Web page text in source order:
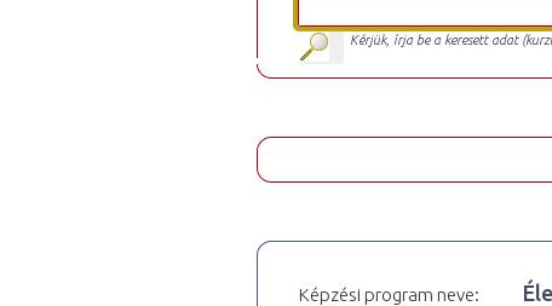
Kérjük, írja be a keresett adat
Képzési program neve: